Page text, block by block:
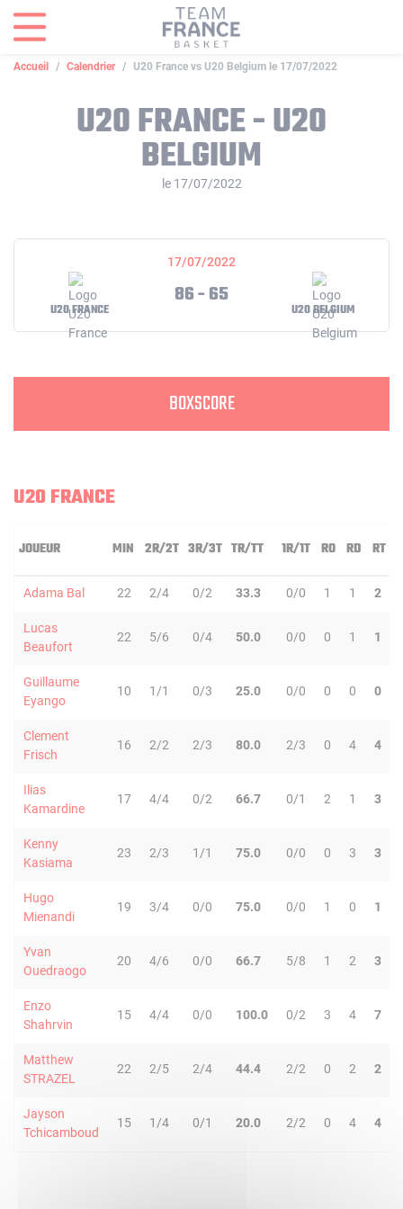
Accueil Calendrier U20 France vs U20 Belgium le 17/07/2022
U20 FRANCE - U20
BELGIUM
le 17/07/2022
17/07/2022
U20 FRANCE
86 - 65
U20 BELGIUM
BOXSCORE
U20 FRANCE
JOUEUR MIN 2R/2T 3R/3T TR/TT 1R/1T RO RD RT
Adama Bal 22 2/4 0/2 33.3 0/0 1 1 2
Lucas
Beaufort
22 5/6 0/4 50.0 0/0 0 1 1
Guillaume
Eyango
10 1/1 0/3 25.0 0/0 0 0 0
Clement
Frisch
16 2/2 2/3 80.0 2/3 0 4 4
Ilias
Kamardine
17 4/4 0/2 66.7 0/1 2 1 3
Kenny
Kasiama
23 2/3 1/1 75.0 0/0 0 3 3
Hugo
Mienandi
19 3/4 0/0 75.0 0/0 1 0 1
Yvan
Ouedraogo
20 4/6 0/0 66.7 5/8 1 2 3
Enzo
Shahrvin
15 4/4 0/0 100.0 0/2 3 4 7
Matthew
STRAZEL
22 2/5 2/4 44.4 2/2 0 2 2
Jayson
Tchicamboud
15 1/4 0/1 20.0 2/2 0 4 4
Panneau de gestion des cookies